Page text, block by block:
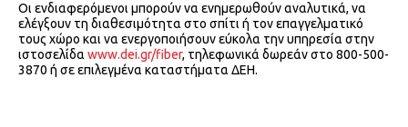
Οι ενδιαφερόμενοι μπορούν να ενημερωθούν αναλυτικά, να
ελέγξουν τη διαθεσιμότητα στο σπίτι ή τον επαγγελματικό
τους χώρο και να ενεργοποιήσουν εύκολα την υπηρεσία στην
ιστοσελίδα www.dei.gr/fiber, τηλεφωνικά δωρεάν στο 800-500-
3870 ή σε επιλεγμένα καταστήματα ΔΕΗ.